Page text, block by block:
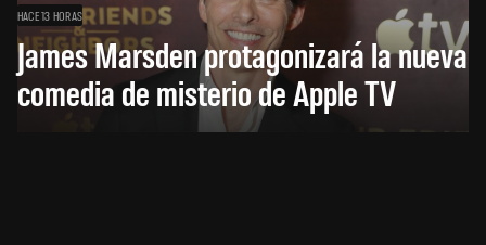
HACE 13 HORAS
James Marsden protagonizará la nueva
comedia de misterio de Apple TV